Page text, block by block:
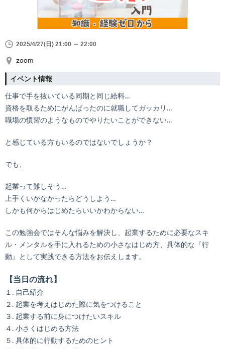
2025/4/27(日) 21:00 ～ 22:00
zoom
イベント情報
仕事で手を抜いている同期と同じ給料…
資格を取るためにがんばったのに就職してガッカリ…
職場の慣習のようなものでやりたいことができない…
と感じている方もいるのではないでしょうか？
でも、
起業って難しそう…
上手くいかなかったらどうしよう…
しかも何からはじめたらいいかわからない…
この勉強会ではそんな悩みを解決し、起業するために必要なスキ
ル・メンタルを手に入れるための小さなはじめ方、具体的な『行
動』として実践できる方法をお伝えします。
【当日の流れ】
１. 自己紹介
２. 起業を考えはじめた際に気をつけること
３. 起業する前に身につけたいスキル
４. 小さくはじめる方法
５. 具体的に行動するためのヒント